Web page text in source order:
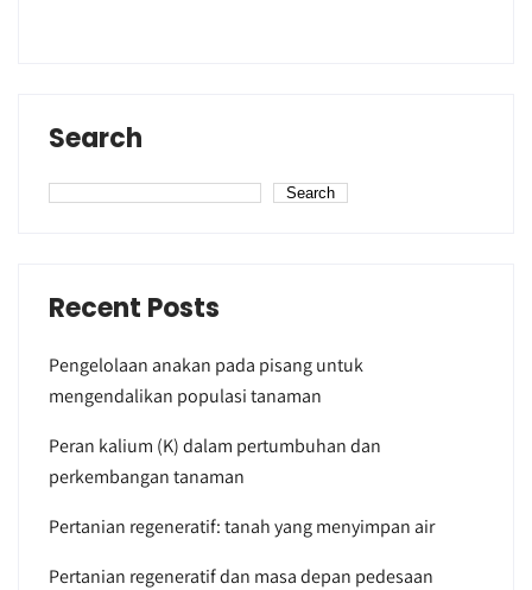
Search
Search
Recent Posts
Pengelolaan anakan pada pisang untuk
mengendalikan populasi tanaman
Peran kalium (K) dalam pertumbuhan dan
perkembangan tanaman
Pertanian regeneratif: tanah yang menyimpan air
Pertanian regeneratif dan masa depan pedesaan